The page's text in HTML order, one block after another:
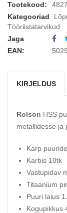
Tootekood:
Kategooriad
Tööriistatarvikud
Jaga
EAN:
KIRJELDUS
Rolson HSS
metallidesse ja
Karp
Karbis 10tk
Vastupidav
Titaanium
Puuri laius
Kogupikkus